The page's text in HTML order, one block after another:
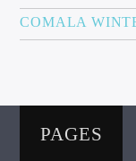
COMALA
PAGES